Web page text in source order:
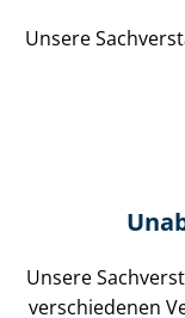
Unsere
Unsere
verschiedenen